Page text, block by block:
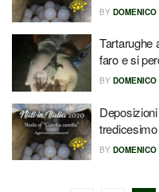
BY
Tartarughe
faro e si
BY
BY